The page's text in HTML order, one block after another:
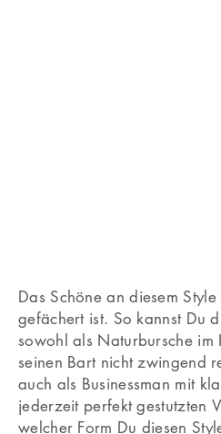
Das Schöne an diesem
gefächert ist. So kannst Du
sowohl als Naturbursche
seinen Bart nicht zwingend
auch als Businessman mit
jederzeit perfekt gestutzten
welcher Form Du diesen